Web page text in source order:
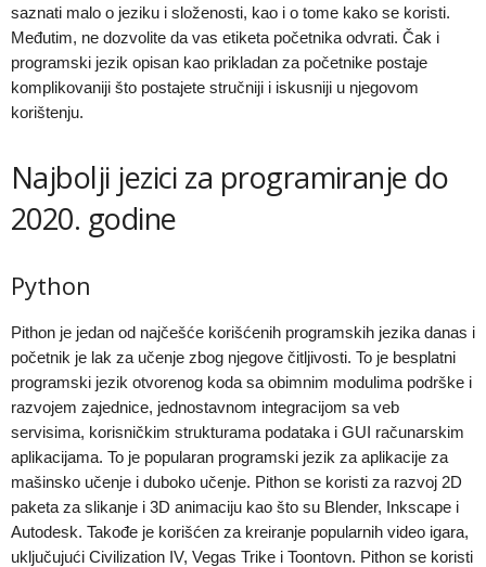
saznati malo o jeziku i složenosti, kao i o tome kako se koristi.
Međutim, ne dozvolite da vas etiketa početnika odvrati. Čak i
programski jezik opisan kao prikladan za početnike postaje
komplikovaniji što postajete stručniji i iskusniji u njegovom
korištenju.
Najbolji jezici za programiranje do
2020. godine
Python
Pithon je jedan od najčešće korišćenih programskih jezika danas i
početnik je lak za učenje zbog njegove čitljivosti. To je besplatni
programski jezik otvorenog koda sa obimnim modulima podrške i
razvojem zajednice, jednostavnom integracijom sa veb
servisima, korisničkim strukturama podataka i GUI računarskim
aplikacijama. To je popularan programski jezik za aplikacije za
mašinsko učenje i duboko učenje. Pithon se koristi za razvoj 2D
paketa za slikanje i 3D animaciju kao što su Blender, Inkscape i
Autodesk. Takođe je korišćen za kreiranje popularnih video igara,
uključujući Civilization IV, Vegas Trike i Toontovn. Pithon se koristi